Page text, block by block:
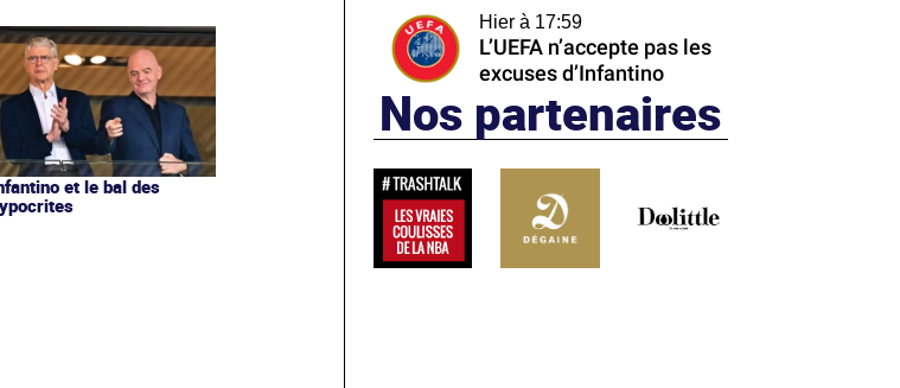
et le bal des
Hier à 17:59
L’UEFA n’accepte pas les
excuses d’Infantino
Nos partenaires